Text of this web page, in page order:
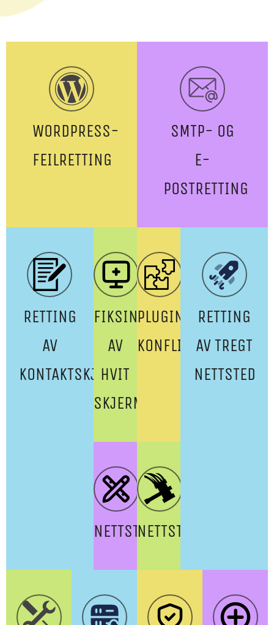
WORDPRESS-
FEILRETTING
SMTP- OG
E-
POSTRETTING
RETTING
AV
KONTAKTSKJEMA
FIKSING
AV
HVIT
SKJERM
PLUGIN-
KONFLIKTER
NETTSTEDSDESIGN
NETTSTEDSBYGGING
RETTING
AV TREGT
NETTSTED